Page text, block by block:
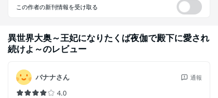
この作者の新刊情報を受け取る
異世界大奥～王妃になりたくば夜伽で殿下に愛され
続けよ～のレビュー
バナナさん 通報
4.0